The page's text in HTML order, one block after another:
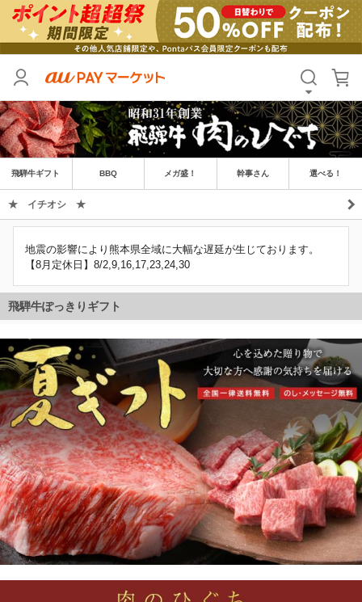
飛騨牛ギフト BBQ メガ盛！ 幹事さん 選べる！
★ イチオシ ★
地震の影響により熊本県全域に大幅な遅延が生じております。
【8月定休日】8/2,9,16,17,23,24,30
飛騨牛ぽっきりギフト